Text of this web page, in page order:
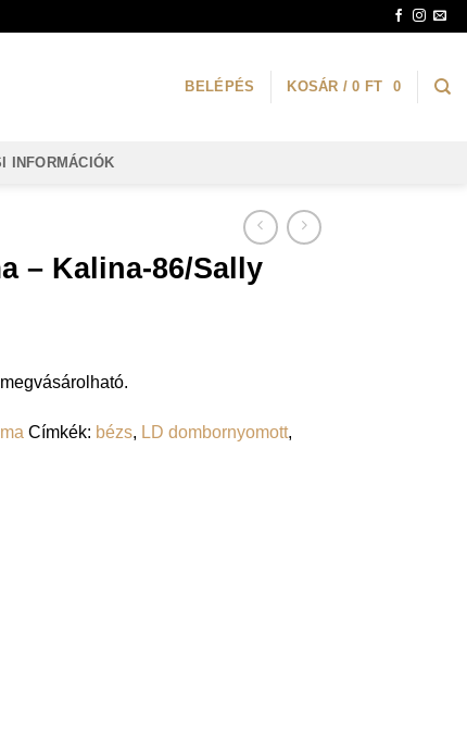
BELÉPÉS KOSÁR /0 FT 0
INFORMÁCIÓK
– Kalina-86/Sally
Címkék: bézs, LD dombornyomott,